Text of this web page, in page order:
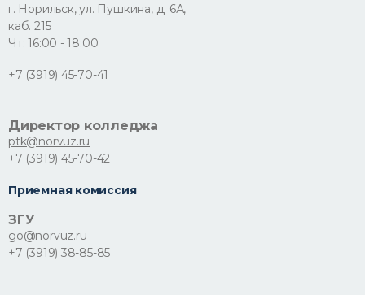
г. Норильск, ул. Пушкина, д. 6А,
каб. 215
Чт: 16:00 - 18:00
+7 (3919) 45-70-41
Директор колледжа
ptk@norvuz.ru
+7 (3919) 45-70-42
Приемная комиссия
ЗГУ
go@norvuz.ru
+7 (3919) 38-85-85